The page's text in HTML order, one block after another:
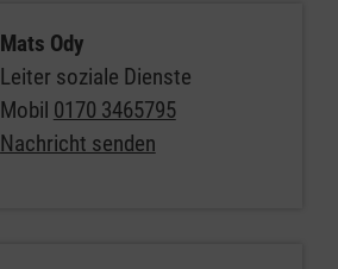
Mats Ody
Leiter soziale Dienste
Mobil 0170 3465795
Nachricht senden